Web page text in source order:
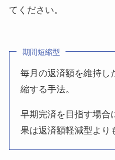
てください。
期間短縮型
毎月の返済額を維持し
縮する手法。
早期完済を目指す場合
果は返済額軽減型より